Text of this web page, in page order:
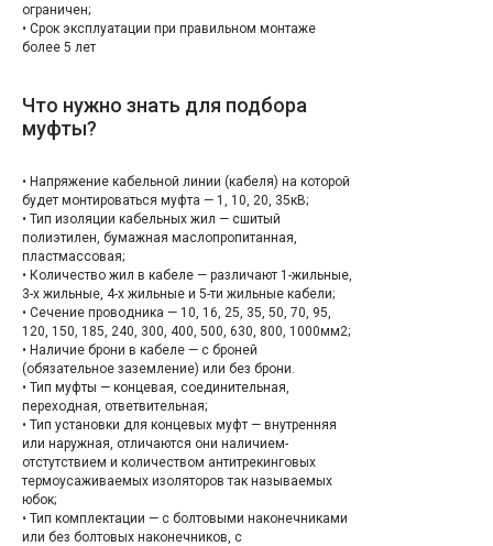
ограничен;
• Срок эксплуатации при правильном монтаже
более 5 лет
• Напряжение кабельной линии (кабеля) на которой
будет монтироваться муфта — 1, 10, 20, 35кВ;
• Тип изоляции кабельных жил — сшитый
полиэтилен, бумажная маслопропитанная,
пластмассовая;
• Количество жил в кабеле — различают 1-жильные,
3-х жильные, 4-х жильные и 5-ти жильные кабели;
• Сечение проводника — 10, 16, 25, 35, 50, 70, 95,
120, 150, 185, 240, 300, 400, 500, 630, 800, 1000мм2;
• Наличие брони в кабеле — с броней
(обязательное заземление) или без брони.
• Тип муфты — концевая, соединительная,
переходная, ответвительная;
• Тип установки для концевых муфт — внутренняя
или наружная, отличаются они наличием-
отстутствием и количеством антитрекинговых
термоусаживаемых изоляторов так называемых
юбок;
• Тип комплектации — с болтовыми наконечниками
или без болтовых наконечников, с
Что нужно знать для подбора
муфты?